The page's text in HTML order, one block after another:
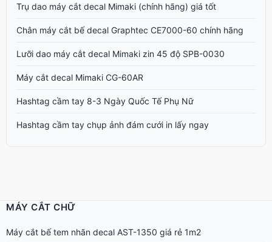
Trụ dao máy cắt decal Mimaki (chính hãng) giá tốt
Chân máy cắt bế decal Graphtec CE7000-60 chính hãng
Lưỡi dao máy cắt decal Mimaki zin 45 độ SPB-0030
Máy cắt decal Mimaki CG-60AR
Hashtag cầm tay 8-3 Ngày Quốc Tế Phụ Nữ
Hashtag cầm tay chụp ảnh đám cưới in lấy ngay
MÁY CẮT CHỮ
Máy cắt bế tem nhãn decal AST-1350 giá rẻ 1m2